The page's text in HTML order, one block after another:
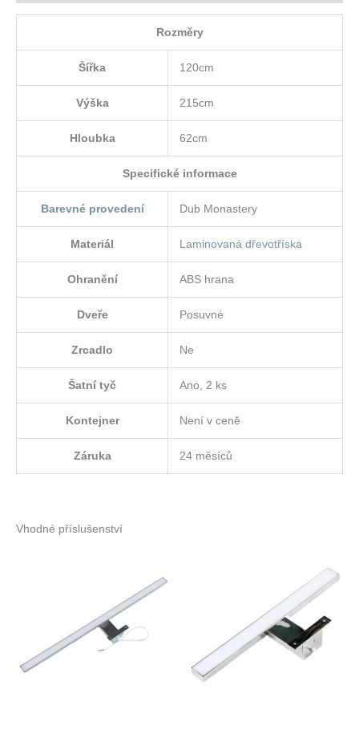
Rozměry
Šířka 120cm
Výška 215cm
Hloubka 62cm
Specifické informace
Barevné provedení Dub Monastery
Materiál Laminovaná dřevotříska
Ohranění ABS hrana
Dveře Posuvné
Zrcadlo Ne
Šatní tyč Ano, 2 ks
Kontejner Není v ceně
Záruka 24 měsíců
Vhodné příslušenství